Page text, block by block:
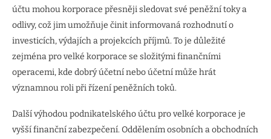
účtu mohou korporace přesněji sledovat své peněžní toky a
odlivy, což jim umožňuje činit informovaná rozhodnutí o
investicích, výdajích a projekcích příjmů. To je důležité
zejména pro velké korporace se složitými finančními
operacemi, kde dobrý účetní nebo účetní může hrát
významnou roli při řízení peněžních toků.
Další výhodou podnikatelského účtu pro velké korporace je
vyšší finanční zabezpečení. Oddělením osobních a obchodních